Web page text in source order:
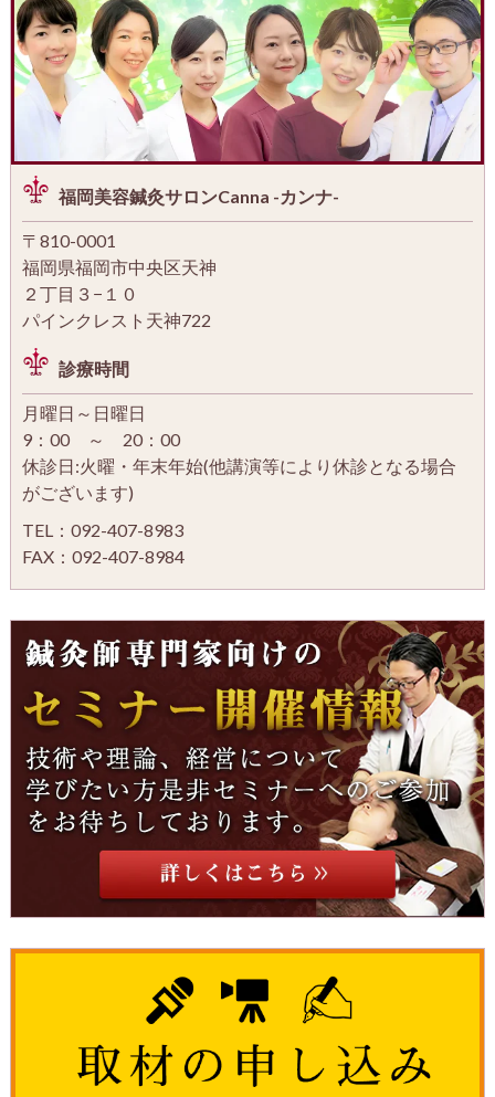
福岡美容鍼灸サロンCanna -カンナ-
〒810-0001
福岡県福岡市中央区天神
２丁目３−１０
パインクレスト天神722
診療時間
月曜日～日曜日
9：00 ～ 20：00
休診日:火曜・年末年始(他講演等により休診となる場合
がございます)
TEL：092-407-8983
FAX：092-407-8984